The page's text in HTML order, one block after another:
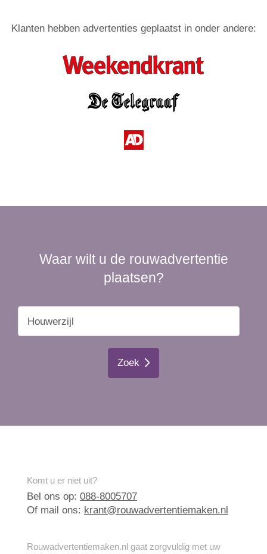
Klanten hebben advertenties geplaatst in onder andere:
Waar wilt u de rouwadvertentie
plaatsen?
Zoek
Komt u er niet uit?
Bel ons op: 088-8005707
Of mail ons: krant@rouwadvertentiemaken.nl
Rouwadvertentiemaken.nl gaat zorgvuldig met uw